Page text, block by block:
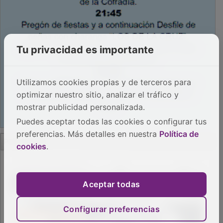
PUBLICIDAD
Tu privacidad es importante
Utilizamos cookies propias y de terceros para
optimizar nuestro sitio, analizar el tráfico y
mostrar publicidad personalizada.
Puedes aceptar todas las cookies o configurar tus
preferencias. Más detalles en nuestra Política de
cookies.
Aceptar todas
Configurar preferencias